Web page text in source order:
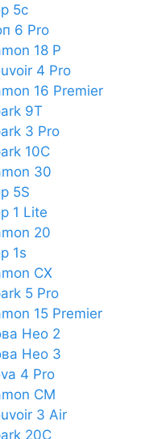
5c
6 Pro
18 P
4 Pro
16 Premier
9T
3 Pro
10C
30
5S
1 Lite
20
1s
CX
5 Pro
15 Premier
Нео 2
Нео 3
4 Pro
CM
3 Air
20C